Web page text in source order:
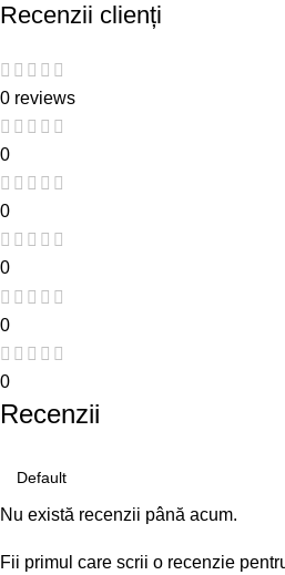
Recenzii clienți
0 reviews
0
0
0
0
0
Recenzii
Nu există recenzii până acum.
Fii primul care scrii o recenzie